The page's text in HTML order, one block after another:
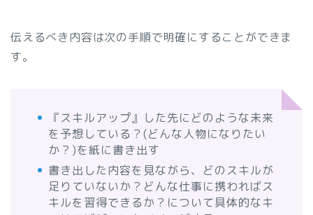
伝えるべき内容は次の手順で明確にすることができま
す。
『スキルアップ』した先にどのような未来
を予想している？(どんな人物になりたい
か？)を紙に書き出す
書き出した内容を見ながら、どのスキルが
足りていないか？どんな仕事に携わればス
キルを習得できるか？について具体的なキ